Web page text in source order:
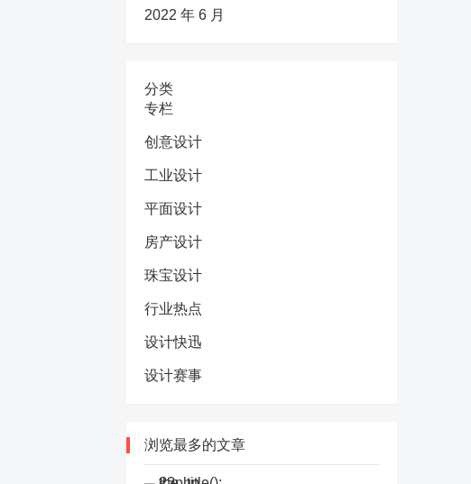
2022 年 6 月
分类
专栏
创意设计
工业设计
平面设计
房产设计
珠宝设计
行业热点
设计快迅
设计赛事
浏览最多的文章